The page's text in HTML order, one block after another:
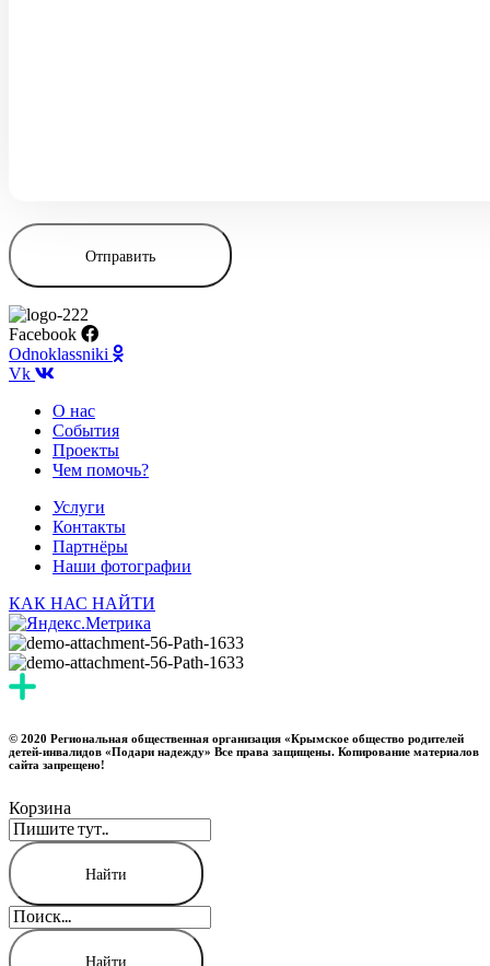
Facebook
Odnoklassniki
Vk
О нас
События
Проекты
Чем помочь?
Услуги
Контакты
Партнёры
Наши фотографии
КАК НАС НАЙТИ
© 2020 Региональная общественная организация «Крымское общество родителей
детей-инвалидов «Подари надежду» Все права защищены. Копирование материалов
сайта запрещено!
Корзина